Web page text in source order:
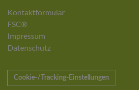
Kontaktformular
FSC®
Impressum
Datenschutz
Cookie-/Tracking-Einstellungen